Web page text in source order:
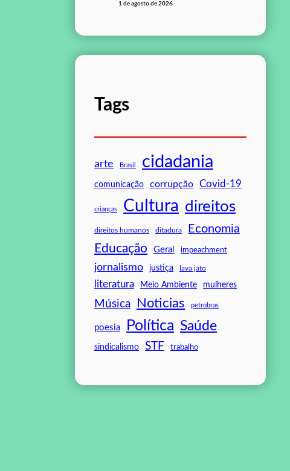
1 de agosto de 2026
Tags
arte Brasil cidadania
comunicação corrupção Covid-19
crianças Cultura direitos
direitos humanos ditadura Economia
Educação Geral impeachment
jornalismo justiça lava jato
literatura Meio Ambiente mulheres
Música Noticias petrobras
poesia Política Saúde
sindicalismo STF trabalho